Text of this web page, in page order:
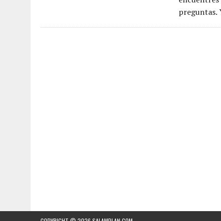
preguntas.